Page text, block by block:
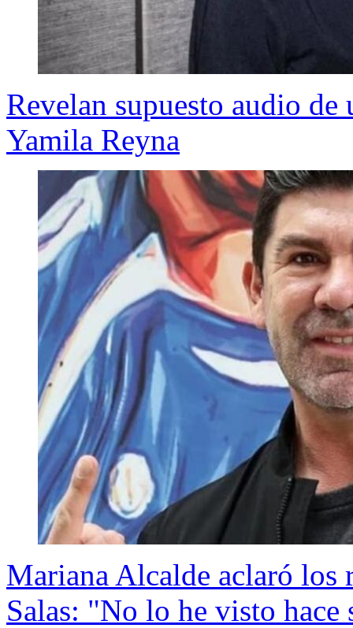
Revelan supuesto audio
Yamila Reyna
Mariana Alcalde aclaró los
Salas: "No lo he visto hace